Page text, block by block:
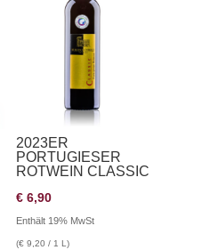
2023ER
PORTUGIESER
ROTWEIN CLASSIC
€ 6,90
Enthält 19% MwSt
(€ 9,20 / 1 L)